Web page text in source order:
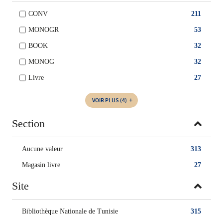
211
CONV
53
MONOGR
32
BOOK
32
MONOG
27
Livre
VOIR PLUS (4)
Section
313
Aucune valeur
27
Magasin livre
Site
315
Bibliothèque Nationale de Tunisie